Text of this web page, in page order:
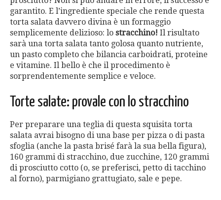
garantito. E l’ingrediente speciale che rende questa
torta salata davvero divina è un formaggio
semplicemente delizioso: lo stracchino! Il risultato
sarà una torta salata tanto golosa quanto nutriente,
un pasto completo che bilancia carboidrati, proteine
e vitamine. Il bello è che il procedimento è
sorprendentemente semplice e veloce.
Torte salate: provale con lo stracchino
Per preparare una teglia di questa squisita torta
salata avrai bisogno di una base per pizza o di pasta
sfoglia (anche la pasta brisé farà la sua bella figura),
160 grammi di stracchino, due zucchine, 120 grammi
di prosciutto cotto (o, se preferisci, petto di tacchino
al forno), parmigiano grattugiato, sale e pepe.